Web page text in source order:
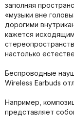
заполняя
«музыки вне
дорогими
кажется
настолько
Беспроводные
Wireless Earbuds
Например,
представляет